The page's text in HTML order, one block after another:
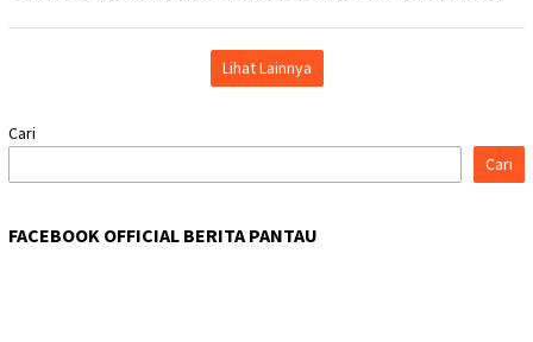
Lihat Lainnya
Cari
Cari
FACEBOOK OFFICIAL BERITA PANTAU